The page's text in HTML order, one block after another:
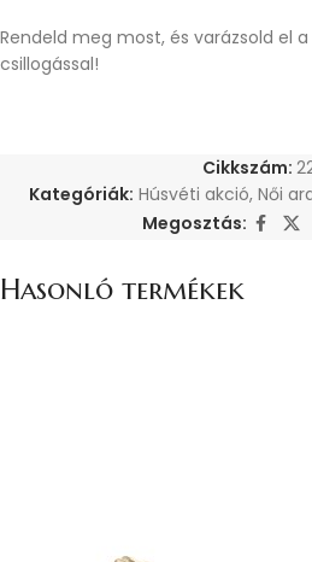
Rendeld meg most, és varázsold el
csillogással!
Cikkszám:
Kategóriák: Húsvéti akció, Női
Megosztás:
Hasonló termékek